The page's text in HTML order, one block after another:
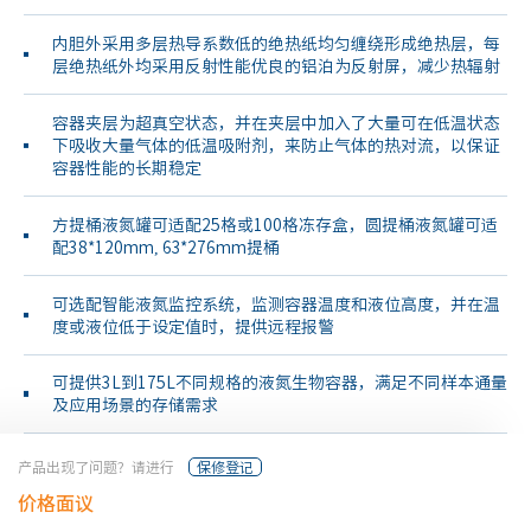
内胆外采用多层热导系数低的绝热纸均匀缠绕形成绝热层，每
层绝热纸外均采用反射性能优良的铝泊为反射屏，减少热辐射
容器夹层为超真空状态，并在夹层中加入了大量可在低温状态
下吸收大量气体的低温吸附剂，来防止气体的热对流，以保证
容器性能的长期稳定
方提桶液氮罐可适配25格或100格冻存盒，圆提桶液氮罐可适
配38*120mm, 63*276mm提桶
可选配智能液氮监控系统，监测容器温度和液位高度，并在温
度或液位低于设定值时，提供远程报警
可提供3L到175L不同规格的液氮生物容器，满足不同样本通量
及应用场景的存储需求
产品出现了问题？请进行 保修登记
价格面议